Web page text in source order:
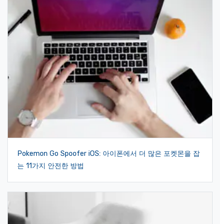
Pokemon Go Spoofer iOS: 아이폰에서 더 많은 포켓몬을 잡
는 11가지 안전한 방법